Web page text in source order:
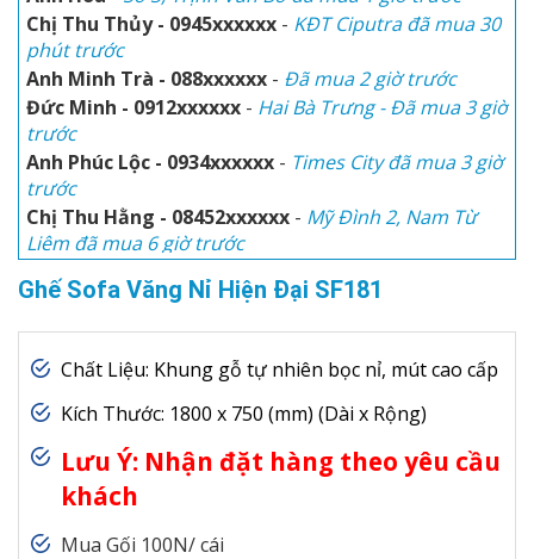
Anh Minh Trà - 088xxxxxx-Đã mua 2 giờ trước
Đức Minh - 0912xxxxxx
trước
Anh Phúc Lộc - 0934xxxxxx-Times City đã mua 3 giờ
trước
Chị Thu Hằng - 08452xxxxxx -Mỹ Đình 2, Nam Từ
Liêm đã mua 6 giờ trước
Chị Phước - 0912xxxxxx-KĐT Việt Hưng - Đã mua 9
giờ trước
Anh Hòa
Chị Thu Thủy - 0945xxxxxx-KĐT Ciputra đã mua 30
phút trước
Ghế Sofa Văng Nỉ Hiện Đại SF181
Chất Liệu: Khung gỗ tự nhiên bọc nỉ, mút cao cấp
Kích Thước: 1800 x 750 (mm) (Dài x Rộng)
Lưu Ý: Nhận đặt hàng theo yêu cầu
khách
Mua Gối 100N/ cái